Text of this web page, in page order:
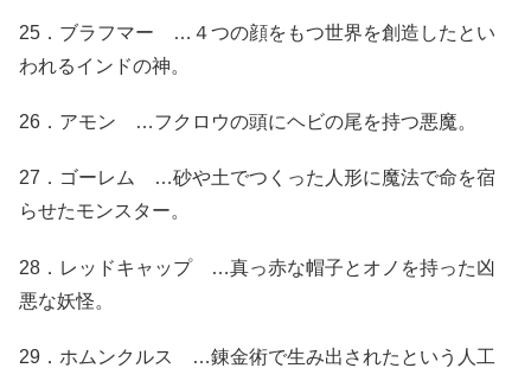
25．ブラフマー …４つの顔をもつ世界を創造したとい
われるインドの神。
26．アモン …フクロウの頭にヘビの尾を持つ悪魔。
27．ゴーレム …砂や土でつくった人形に魔法で命を宿
らせたモンスター。
28．レッドキャップ …真っ赤な帽子とオノを持った凶
悪な妖怪。
29．ホムンクルス …錬金術で生み出されたという人工